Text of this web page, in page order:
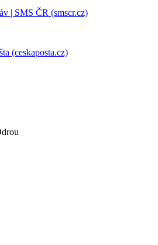
| SMS ČR (smscr.cz)
(ceskaposta.cz)